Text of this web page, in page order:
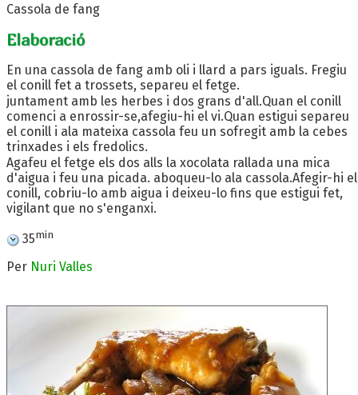
Cassola de fang
Elaboració
En una cassola de fang amb oli i llard a pars iguals. Fregiu
el conill fet a trossets, separeu el fetge.
juntament amb les herbes i dos grans d'all.Quan el conill
comenci a enrossir-se,afegiu-hi el vi.Quan estigui separeu
el conill i ala mateixa cassola feu un sofregit amb la cebes
trinxades i els fredolics.
Agafeu el fetge els dos alls la xocolata rallada una mica
d'aigua i feu una picada. aboqueu-lo ala cassola.Afegir-hi el
conill, cobriu-lo amb aigua i deixeu-lo fins que estigui fet,
vigilant que no s'enganxi.
35min
Per Nuri Valles